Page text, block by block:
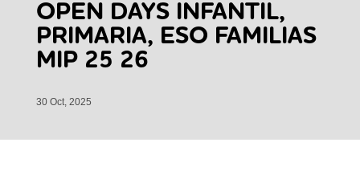
OPEN DAYS INFANTIL,
PRIMARIA, ESO FAMILIAS
MIP 25 26
30 Oct, 2025